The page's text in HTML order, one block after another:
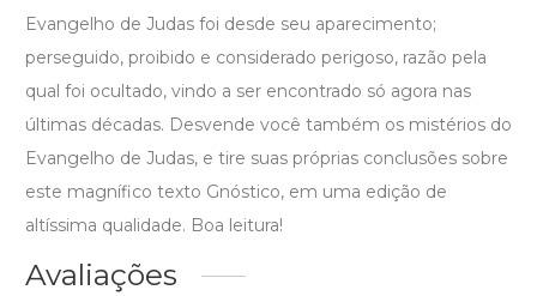
Evangelho de Judas foi desde seu aparecimento;
perseguido, proibido e considerado perigoso, razão pela
qual foi ocultado, vindo a ser encontrado só agora nas
últimas décadas. Desvende você também os mistérios do
Evangelho de Judas, e tire suas próprias conclusões sobre
este magnífico texto Gnóstico, em uma edição de
altíssima qualidade. Boa leitura!
Avaliações